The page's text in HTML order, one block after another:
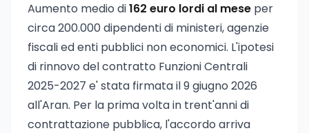
Aumento medio di162 euro lordi al mese per
circa 200.000 dipendenti di ministeri, agenzie
fiscali ed enti pubblici non economici. L'ipotesi
di rinnovo del contratto Funzioni Centrali
2025-2027 e' stata firmata il 9 giugno 2026
all'Aran. Per la prima volta in trent'anni di
contrattazione pubblica, l'accordo arriva